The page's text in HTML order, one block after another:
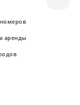
аренды